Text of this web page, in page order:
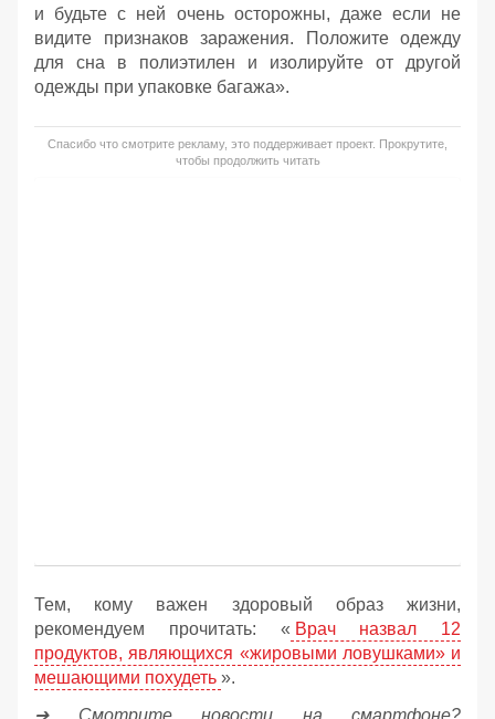
и будьте с ней очень осторожны, даже если не
видите признаков заражения. Положите одежду
для сна в полиэтилен и изолируйте от другой
одежды при упаковке багажа».
Спасибо что смотрите рекламу, это поддерживает проект. Прокрутите,
чтобы продолжить читать
Тем, кому важен здоровый образ жизни,
рекомендуем прочитать: « Врач назвал 12
продуктов, являющихся «жировыми ловушками» и
мешающими похудеть ».
➔ Смотрите новости на смартфоне?